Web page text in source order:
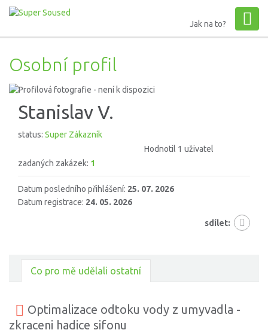
Jak na to?
Osobní profil
Stanislav V.
status: Super Zákazník
Hodnotil 1 uživatel
zadaných zakázek: 1
Datum posledního přihlášení: 25. 07. 2026
Datum registrace: 24. 05. 2026
sdílet:
Co pro mě udělali ostatní
Optimalizace odtoku vody z umyvadla -
zkraceni hadice sifonu